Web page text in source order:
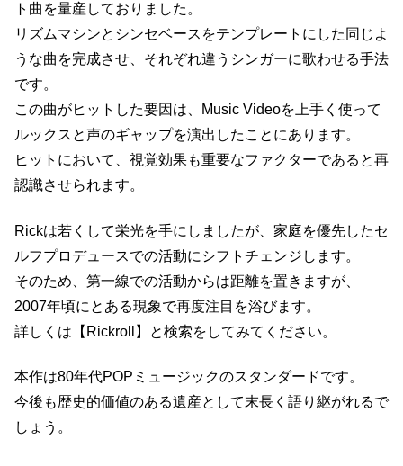
ト曲を量産しておりました。
リズムマシンとシンセベースをテンプレートにした同じよ
うな曲を完成させ、それぞれ違うシンガーに歌わせる手法
です。
この曲がヒットした要因は、Music Videoを上手く使って
ルックスと声のギャップを演出したことにあります。
ヒットにおいて、視覚効果も重要なファクターであると再
認識させられます。
Rickは若くして栄光を手にしましたが、家庭を優先したセ
ルフプロデュースでの活動にシフトチェンジします。
そのため、第一線での活動からは距離を置きますが、
2007年頃にとある現象で再度注目を浴びます。
詳しくは【Rickroll】と検索をしてみてください。
本作は80年代POPミュージックのスタンダードです。
今後も歴史的価値のある遺産として末長く語り継がれるで
しょう。